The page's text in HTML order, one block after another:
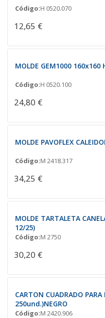
Código:H 0520.070
12,65 €
MOLDE GEM1000
Código:H 0520.100
24,80 €
MOLDE PAVOFLEX
Código:M 2418.317
34,25 €
MOLDE TARTALETA
12/25)
Código:M 2750
30,20 €
CARTON CUADRADO
250und.)NEGRO
Código:M 2420.906